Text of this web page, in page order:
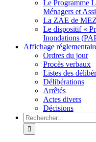
Le Programme
Ménagers et
La ZAE de
Le dispositif «
Inondations
Affichage
Ordres du jour
Procès verbaux
Listes des
Délibérations
Arrêtés
Actes divers
Décisions
Rechercher